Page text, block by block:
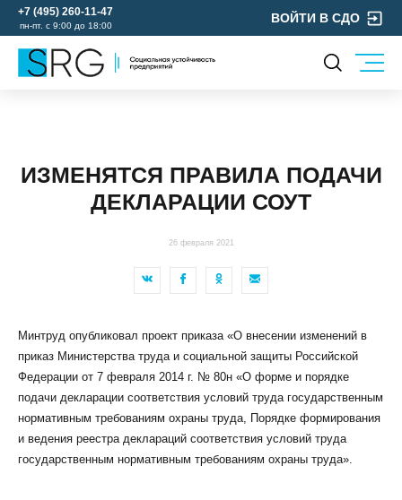
+7 (495) 260-11-47
пн-пт. с 9:00 до 18:00
ВОЙТИ В СДО
Карьера
Мы в социальных сетях
УЧЕБНЫЙ ЦЕНТР
ЭКОЛОГИЯ
ИЗМЕНЯТСЯ ПРАВИЛА ПОДАЧИ
ДЕКЛАРАЦИИ СОУТ
26 февраля 2021
Минтруд опубликовал проект приказа «О внесении изменений в
приказ Министерства труда и социальной защиты Российской
Федерации от 7 февраля 2014 г. № 80н «О форме и порядке
подачи декларации соответствия условий труда государственным
нормативным требованиям охраны труда, Порядке формирования
и ведения реестра деклараций соответствия условий труда
государственным нормативным требованиям охраны труда».